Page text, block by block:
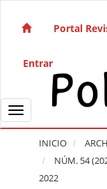
Navegación
Barra lateral
Portal
Entrar
Toggle navigation
INICIO
NÚM. 54
2022